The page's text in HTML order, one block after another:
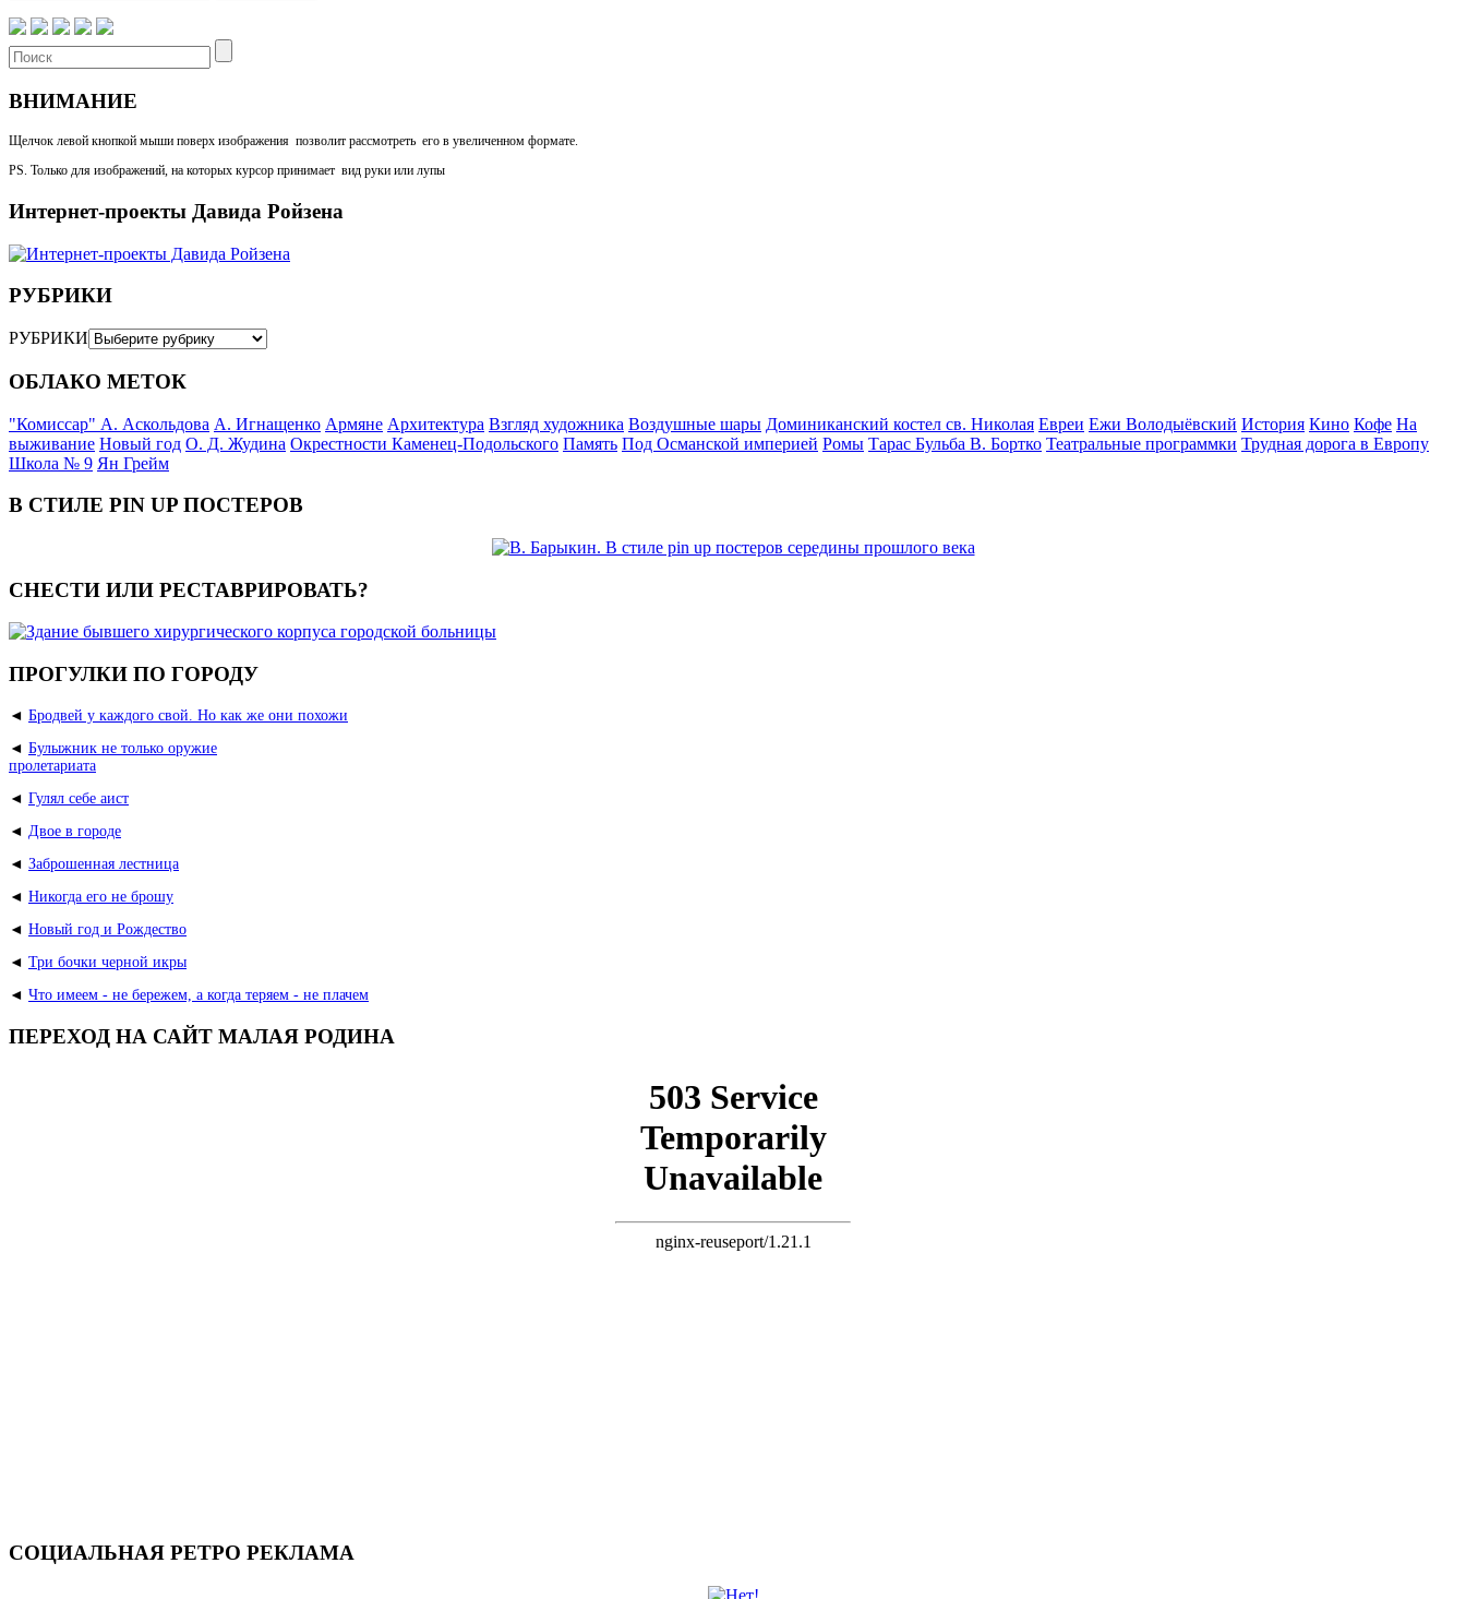
ВНИМАНИЕ
Щелчок левой кнопкой мыши поверх изображения позволит рассмотреть его в увеличенном формате.
PS. Только для изображений, на которых курсор принимает вид руки или лупы
Интернет-проекты Давида Ройзена
РУБРИКИ
РУБРИКИ
ОБЛАКО МЕТОК
"Комиссар" А. Аскольдова А. Игнащенко Армяне Архитектура Взгляд художника Воздушные шары Доминиканский костел св. Николая Евреи Ежи Володыёвский История Кино Кофе На
выживание Новый год О. Д. Жудина Окрестности Каменец-Подольского Память Под Османской империей Ромы Тарас Бульба В. Бортко Театральные программки Трудная дорога в Европу
Школа № 9 Ян Грейм
В СТИЛЕ PIN UP ПОСТЕРОВ
СНЕСТИ ИЛИ РЕСТАВРИРОВАТЬ?
ПРОГУЛКИ ПО ГОРОДУ
◄ Бродвей у каждого свой. Но как же они похожи
◄ Булыжник не только оружие
пролетариата
◄ Гулял себе аист
◄ Двое в городе
◄ Заброшенная лестница
◄ Никогда его не брошу
◄ Новый год и Рождество
◄ Три бочки черной икры
◄ Что имеем - не бережем, а когда теряем - не плачем
ПЕРЕХОД НА САЙТ МАЛАЯ РОДИНА
СОЦИАЛЬНАЯ РЕТРО РЕКЛАМА